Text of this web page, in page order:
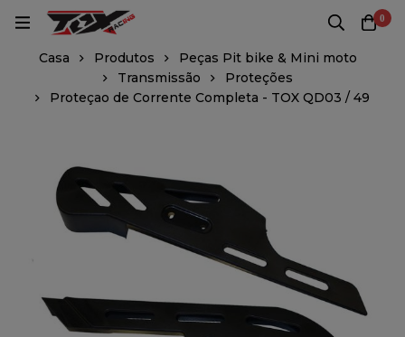
0
Casa Produtos
Peças Pit bike & Mini moto
Transmissão
Proteções
Proteçao de Corrente Completa - TOX QD03 / 49